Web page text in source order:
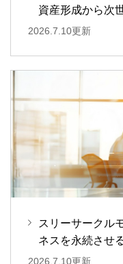
資産形成から次
2026.7.10更新
スリーサークル
ネスを永続させ
2026.7.10更新